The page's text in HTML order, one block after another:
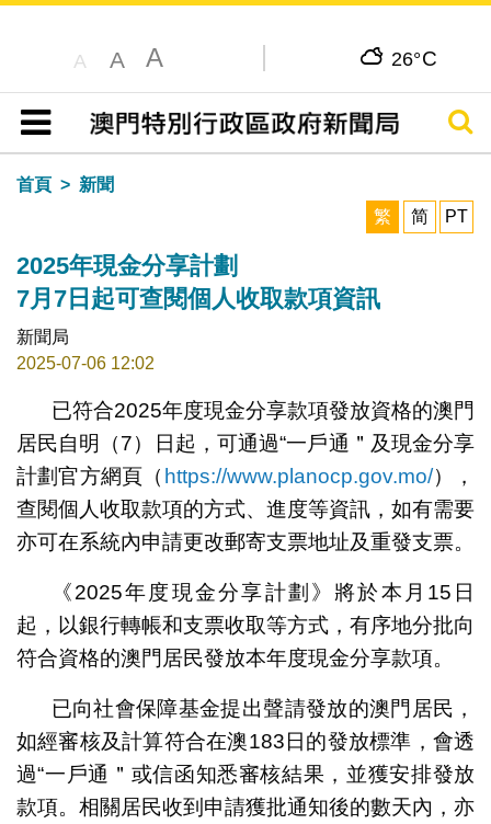
A A A 26°C
目錄
搜尋
首頁
新聞
繁
简 PT
2025年現金分享計劃
7月7日起可查閱個人收取款項資訊
新聞局
2025-07-06 12:02
已符合2025年度現金分享款項發放資格的澳門
居民自明（7）日起，可通過“一戶通＂及現金分享
計劃官方網頁（ https://www.planocp.gov.mo/），
查閱個人收取款項的方式、進度等資訊，如有需要
亦可在系統內申請更改郵寄支票地址及重發支票。
《2025年度現金分享計劃》將於本月15日
起，以銀行轉帳和支票收取等方式，有序地分批向
符合資格的澳門居民發放本年度現金分享款項。
已向社會保障基金提出聲請發放的澳門居民，
如經審核及計算符合在澳183日的發放標準，會透
過“一戶通＂或信函知悉審核結果，並獲安排發放
款項。相關居民收到申請獲批通知後的數天內，亦